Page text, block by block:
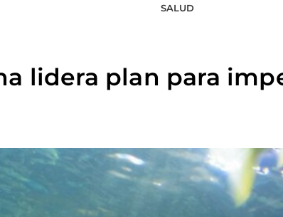
SALUD
lidera plan para